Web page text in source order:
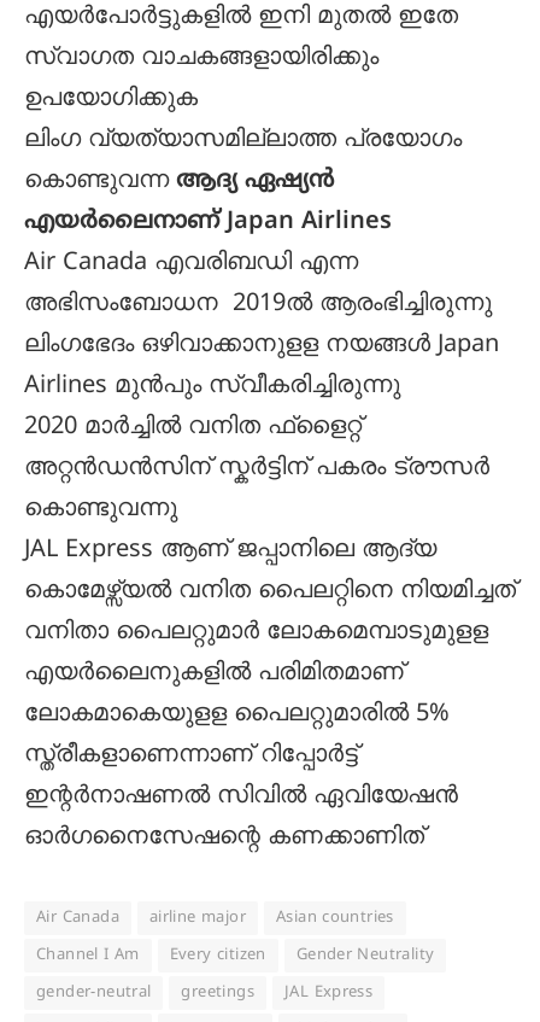
എയർപോർട്ടുകളിൽ ഇനി മുതൽ ഇതേ
സ്വാഗത വാചകങ്ങളായിരിക്കും
ഉപയോഗിക്കുക
ലിംഗ വ്യത്യാസമില്ലാത്ത പ്രയോഗം
കൊണ്ടുവന്ന ആദ്യ ഏഷ്യൻ
എയർലൈനാണ് Japan Airlines
Air Canada എവരിബഡി എന്ന
അഭിസംബോധന 2019ൽ ആരംഭിച്ചിരുന്നു
ലിംഗഭേദം ഒഴിവാക്കാനുളള നയങ്ങൾ Japan
Airlines മുൻപും സ്വീകരിച്ചിരുന്നു
2020 മാർച്ചിൽ വനിത ഫ്ളൈറ്റ്
അറ്റൻഡൻസിന് സ്കർട്ടിന് പകരം ട്രൗസർ
കൊണ്ടുവന്നു
JAL Express ആണ് ജപ്പാനിലെ ആദ്യ
കൊമേഴ്സ്യൽ വനിത പൈലറ്റിനെ നിയമിച്ചത്
വനിതാ പൈലറ്റുമാർ ലോകമെമ്പാടുമുളള
എയർലൈനുകളിൽ പരിമിതമാണ്
ലോകമാകെയുളള പൈലറ്റുമാരിൽ 5%
സ്ത്രീകളാണെന്നാണ് റിപ്പോർട്ട്
ഇന്റർനാഷണൽ സിവിൽ ഏവിയേഷൻ
ഓർഗനൈസേഷന്റെ കണക്കാണിത്
Air Canada airline major
Asian countries
Channel I Am
Every citizen
Gender Neutrality
gender-neutral
greetings
JAL Express